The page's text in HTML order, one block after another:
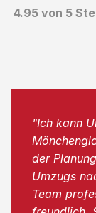
4.95 von 5
"Ich kann
der
Umzugs
Team